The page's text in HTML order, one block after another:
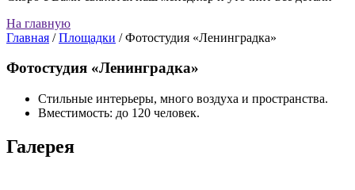
На главную
Главная /Площадки /Фотостудия «Ленинградка»
Фотостудия «Ленинградка»
Стильные интерьеры, много воздуха и пространства.
Вместимость: до 120 человек.
Галерея